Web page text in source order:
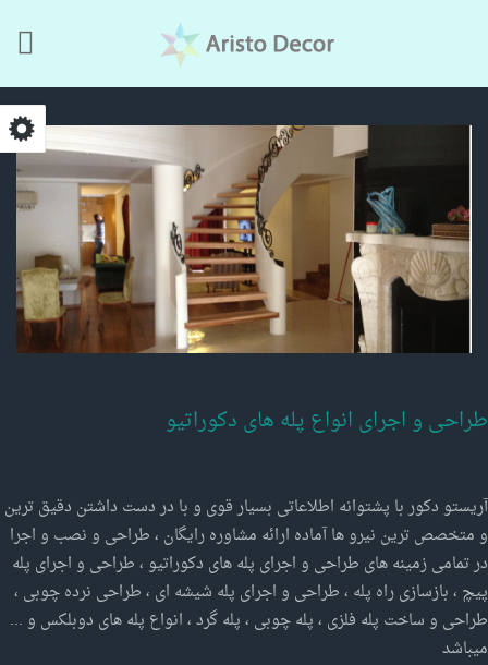
طراحی و اجرای انواع پله های دکوراتیو
آریستو دکور با پشتوانه اطلاعاتی بسیار قوی و با در دست داشتن دقیق ترین
و متخصص ترین نیرو ها آماده ارائه مشاوره رایگان ، طراحی و نصب و اجرا
در تمامی زمینه های طراحی و اجرای پله های دکوراتیو ، طراحی و اجرای پله
پیچ ، بازسازی راه پله ، طراحی و اجرای پله شیشه ای ، طراحی نرده چوبی ،
طراحی و ساخت پله فلزی ، پله چوبی ، پله گرد ، انواع پله های دوبلکس و ...
میباشد